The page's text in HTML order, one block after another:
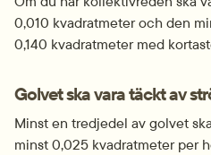
0,010 kvadratmeter och den
0,140 kvadratmeter med
Golvet ska vara täckt av
Minst en tredjedel av golvet
minst 0,025 kvadratmeter per